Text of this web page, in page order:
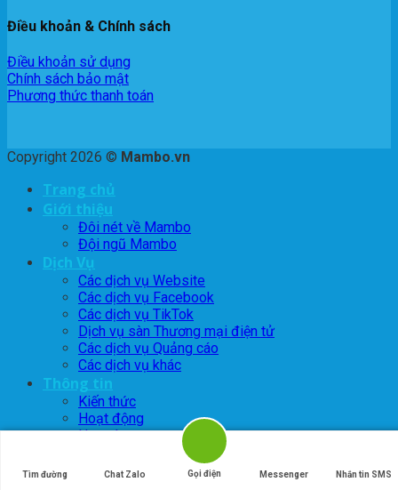
Điều khoản & Chính sách
Điều khoản sử dụng
Chính sách bảo mật
Phương thức thanh toán
Copyright 2026 © Mambo.vn
Trang chủ
Giới thiệu
Đôi nét về Mambo
Đội ngũ Mambo
Dịch Vụ
Các dịch vụ Website
Các dịch vụ Facebook
Các dịch vụ TikTok
Dịch vụ sàn Thương mại điện tử
Các dịch vụ Quảng cáo
Các dịch vụ khác
Thông tin
Kiến thức
Hoạt động
Hợp tác
Liên Hệ
Tìm đường Chat Zalo Gọi điện Messenger Nhắn tin SMS